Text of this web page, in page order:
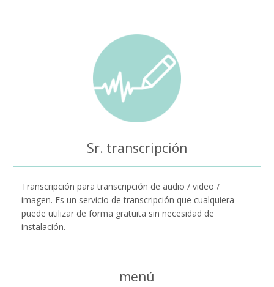
Sr. transcripción
Transcripción para transcripción de audio / video /
imagen. Es un servicio de transcripción que cualquiera
puede utilizar de forma gratuita sin necesidad de
instalación.
menú